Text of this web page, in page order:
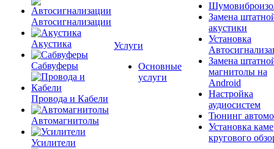
Автосигнализации
Акустика
Сабвуферы
Провода и Кабели
Автомагнитолы
Усилители
Услуги
Основные
услуги
Замена
акустики
Установка
Замена
магнитолы на
Android
Настройка
аудиосистем
Тюнинг
Установка
кругового